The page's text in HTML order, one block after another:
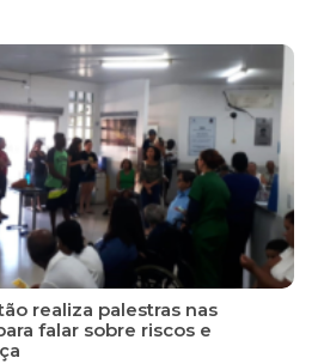
realiza palestras nas
falar sobre riscos e